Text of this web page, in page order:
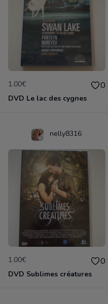
1.00€ 0
DVD Le lac des cygnes
nelly8316
1.00€ 0
DVD Sublimes créatures